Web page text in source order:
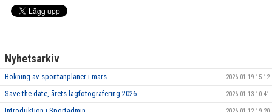
Nyhetsarkiv
Bokning av spontanplaner i mars 2026-01-19 15:12
Save the date, årets lagfotografering 2026 2026-01-13 10:41
Introduktion i Sportadmin